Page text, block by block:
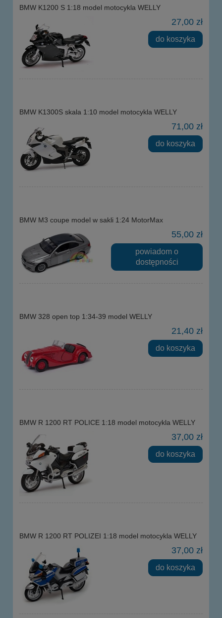
BMW K1200 S 1:18 model motocykla WELLY
27,00 zł
do koszyka
BMW K1300S skala 1:10 model motocykla WELLY
71,00 zł
do koszyka
BMW M3 coupe model w sakli 1:24 MotorMax
55,00 zł
powiadom o
dostępności
BMW 328 open top 1:34-39 model WELLY
21,40 zł
do koszyka
BMW R 1200 RT POLICE 1:18 model motocykla WELLY
37,00 zł
do koszyka
BMW R 1200 RT POLIZEI 1:18 model motocykla WELLY
37,00 zł
do koszyka